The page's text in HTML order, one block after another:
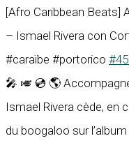
[Afro Caribbean Beats]
– Ismael Rivera con
#caraïbe #portorico
🎤 🎺 💿 🌎
Ismael Rivera cède, en
du boogaloo sur